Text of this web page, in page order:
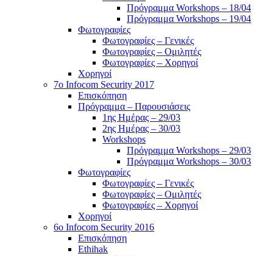
Πρόγραμμα Workshops – 18/04
Πρόγραμμα Workshops – 19/04
Φωτογραφίες
Φωτογραφίες – Γενικές
Φωτογραφίες – Ομιλητές
Φωτογραφίες – Χορηγοί
Χορηγοί
7o Infocom Security 2017
Επισκόπηση
Πρόγραμμα – Παρουσιάσεις
1ης Ημέρας – 29/03
2ης Ημέρας – 30/03
Workshops
Πρόγραμμα Workshops – 29/03
Πρόγραμμα Workshops – 30/03
Φωτογραφίες
Φωτογραφίες – Γενικές
Φωτογραφίες – Ομιλητές
Φωτογραφίες – Χορηγοί
Χορηγοί
6o Infocom Security 2016
Επισκόπηση
Ethihak